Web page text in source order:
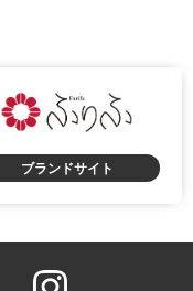
ブランドサイト